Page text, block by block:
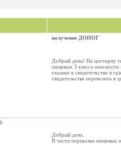
получение ДОПОГ
Добрый день! На цистерну
пищевых 3 класса
указано в свидетельстве в
свидетельства перевозить в
Добрый день.
В части перевозки пищевых